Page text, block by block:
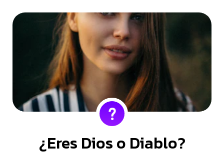
¿Eres Dios o Diablo?